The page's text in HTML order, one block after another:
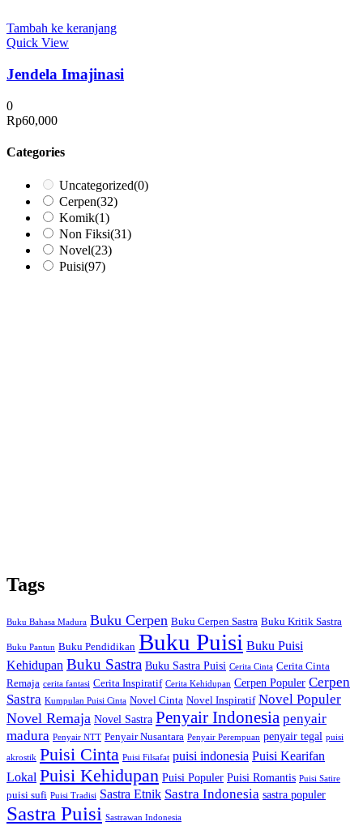
Tambah ke keranjang
Quick View
Jendela Imajinasi
0
Rp60,000
Categories
Uncategorized(0)
Cerpen(32)
Komik(1)
Non Fiksi(31)
Novel(23)
Puisi(97)
Tags
Buku Bahasa Madura Buku Cerpen Buku Cerpen Sastra Buku Kritik Sastra
Buku Pantun Buku Pendidikan Buku Puisi Buku Puisi
Kehidupan Buku Sastra Buku Sastra Puisi Cerita Cinta Cerita Cinta
Remaja cerita fantasi Cerita Inspiratif Cerita Kehidupan Cerpen Populer Cerpen
Sastra Kumpulan Puisi Cinta Novel Cinta Novel Inspiratif Novel Populer
Novel Remaja Novel Sastra Penyair Indonesia penyair
madura Penyair NTT Penyair Nusantara Penyair Perempuan penyair tegal puisi
akrostik Puisi Cinta Puisi Filsafat puisi indonesia Puisi Kearifan
Lokal Puisi Kehidupan Puisi Populer Puisi Romantis Puisi Satire
puisi sufi Puisi Tradisi Sastra Etnik Sastra Indonesia sastra populer
Sastra Puisi Sastrawan Indonesia